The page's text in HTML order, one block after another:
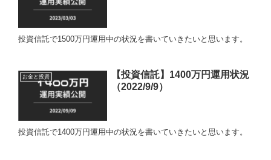
投資信託で1500万円運用中の状況を書いていきたいと思います。
お金と投資
【投資信託】1400万円運用状況
（2022/9/9）
投資信託で1400万円運用中の状況を書いていきたいと思います。